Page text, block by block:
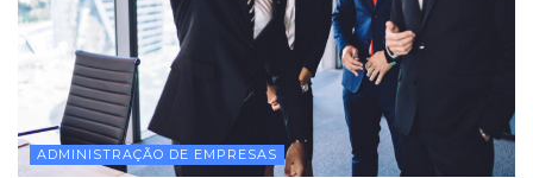
ADMINISTRAÇÃO DE EMPRESAS